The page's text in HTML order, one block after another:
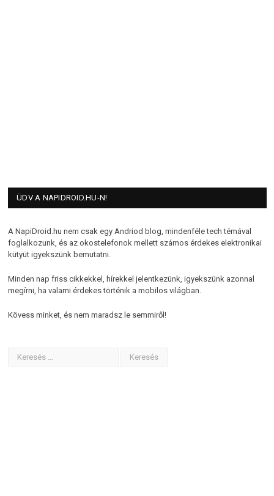
ÜDV A NAPIDROID.HU-N!
A NapiDroid.hu nem csak egy Andriod blog, mindenféle tech témával
foglalkozunk, és az okostelefonok mellett számos érdekes elektronikai
kütyüt igyekszünk bemutatni.
Minden nap friss cikkekkel, hírekkel jelentkezünk, igyekszünk azonnal
megírni, ha valami érdekes történik a mobilos világban.
Kövess minket, és nem maradsz le semmiről!